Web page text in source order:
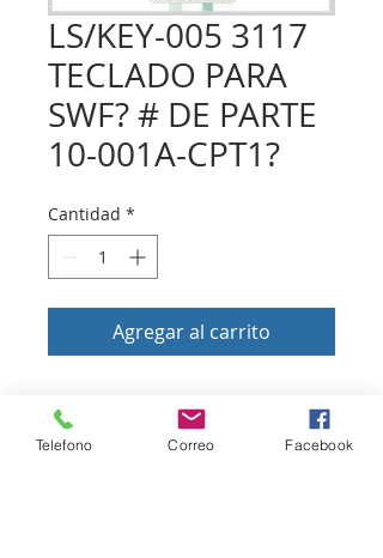
LS/KEY-005 3117
TECLADO PARA
SWF? # DE PARTE
10-001A-CPT1?
Cantidad *
Agregar al carrito
Volver a tienda
Telefono Correo Facebook